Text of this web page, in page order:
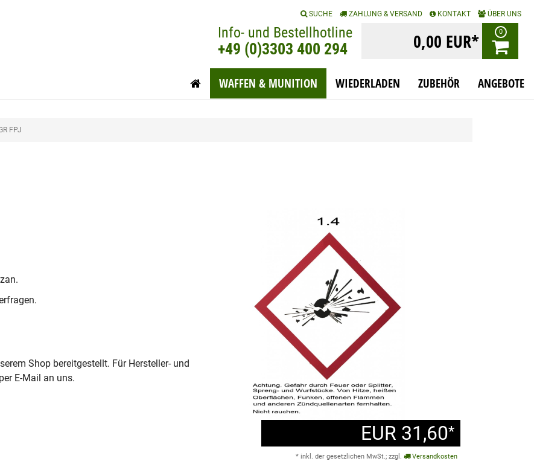
SUCHE ZAHLUNG & VERSAND KONTAKT ÜBER UNS
Info- und Bestellhotline
+49 (0)3303 400 294 0,00 EUR* 0
WAFFEN & MUNITION WIEDERLADEN ZUBEHÖR ANGEBOTE
FPJ
EUR 31,60*
* inkl. der gesetzlichen MwSt.; zzgl. Versandkosten
Shop bereitgestellt. Für Hersteller- und
E-Mail an uns.